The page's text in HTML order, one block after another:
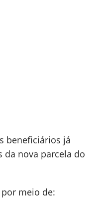
beneficiários já
da nova parcela do
meio de: